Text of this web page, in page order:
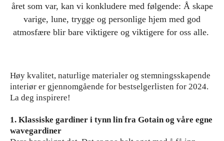
året som var, kan vi konkludere med følgende: Å skape
varige, lune, trygge og personlige hjem med god
atmosfære blir bare viktigere og viktigere for oss alle.
Høy kvalitet, naturlige materialer og stemningsskapende
interiør er gjennomgående for bestselgerlisten for 2024.
La deg inspirere!
1. Klassiske gardiner i tynn lin fra Gotain og våre egne
wavegardiner